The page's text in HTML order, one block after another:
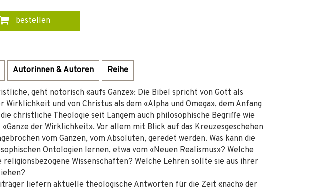
bestellen
Autorinnen & Autoren Reihe
geht notorisch «aufs Ganze»: Die Bibel spricht von Gott als
Wirklichkeit und von Christus als dem «Alpha und Omega», dem Anfang
christliche Theologie seit Langem auch philosophische Begriffe wie
«Ganze der Wirklichkeit». Vor allem mit Blick auf das Kreuzesgeschehen
vom Ganzen, vom Absoluten, geredet werden. Was kann die
Ontologien lernen, etwa vom «Neuen Realismus»? Welche
Wissenschaften? Welche Lehren sollte sie aus ihrer
liefern aktuelle theologische Antworten für die Zeit «nach» der